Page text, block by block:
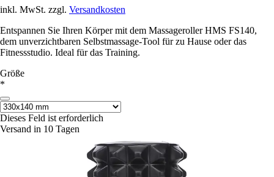
inkl. MwSt. zzgl. Versandkosten
Entspannen Sie Ihren Körper mit dem Massageroller HMS FS140,
dem unverzichtbaren Selbstmassage-Tool für zu Hause oder das
Fitnessstudio. Ideal für das Training.
Größe
*
Dieses Feld ist erforderlich
Versand in 10 Tagen